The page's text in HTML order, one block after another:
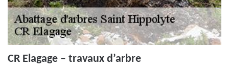
CR Elagage – travaux d’arbre